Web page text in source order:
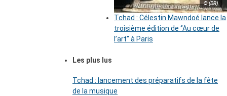
© (DR)
Tchad : Célestin Mawndoé lance la
troisième édition de ‘’Au cœur de
l’art’’ à Paris
Les plus lus
Tchad : lancement des préparatifs de la fête
de la musique